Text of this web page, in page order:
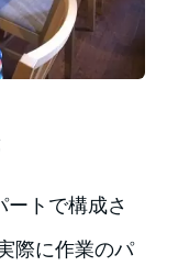
トで構成さ
際に作業のパ